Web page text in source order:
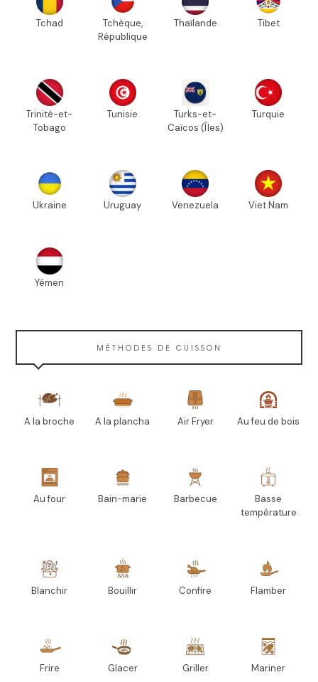
Tchad
Tchèque,
République
Thaïlande Tibet
Trinité-et-
Tobago
Tunisie
Turks-et-
Caïcos (Îles)
Turquie
Ukraine Uruguay Venezuela Viet Nam
Yémen
MÉTHODES DE CUISSON
A la broche A la plancha Air Fryer Au feu de bois
Au four Bain-marie Barbecue
Basse
température
Blanchir Bouillir Confire Flamber
Frire Glacer Griller Mariner